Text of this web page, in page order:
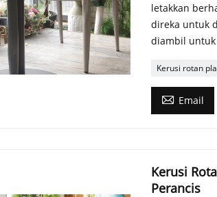
letakkan
direka untuk
diambil untuk
Kerusi rotan
 Email
Kerusi
Perancis